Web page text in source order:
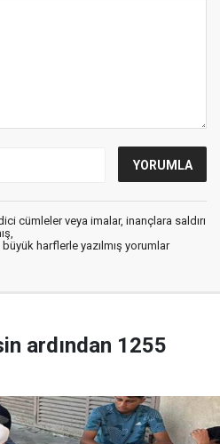
cümleler veya imalar, inançlara saldırı
harflerle yazılmış yorumlar
ardından 1255